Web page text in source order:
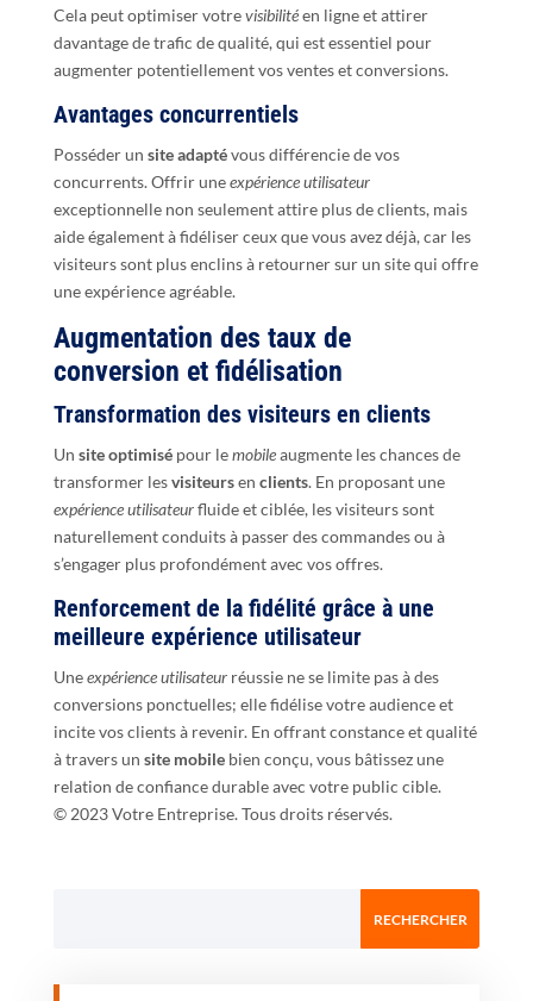
Cela peut optimiser votrevisibilitéen ligne et attirer
davantage de trafic de qualité, qui est essentiel pour
augmenter potentiellement vos ventes et conversions.
Avantages concurrentiels
Posséder un site adaptévous différencie de vos
concurrents. Offrir uneexpérience utilisateur
exceptionnelle non seulement attire plus de clients, mais
aide également à fidéliser ceux que vous avez déjà, car les
visiteurs sont plus enclins à retourner sur un site qui offre
une expérience agréable.
Augmentation des taux de
conversion et fidélisation
Transformation des visiteurs en clients
Un site optimisépour lemobileaugmente les chances de
transformer lesvisiteursen clients. En proposant une
expérience utilisateurfluide et ciblée, les visiteurs sont
naturellement conduits à passer des commandes ou à
s’engager plus profondément avec vos offres.
Renforcement de la fidélité grâce à une
meilleure expérience utilisateur
Uneexpérience utilisateurréussie ne se limite pas à des
conversions ponctuelles; elle fidélise votre audience et
incite vos clients à revenir. En offrant constance et qualité
à travers un site mobilebien conçu, vous bâtissez une
relation de confiance durable avec votre public cible.
© 2023 Votre Entreprise. Tous droits réservés.